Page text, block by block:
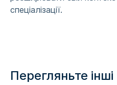
спеціалізації.
Перегляньте